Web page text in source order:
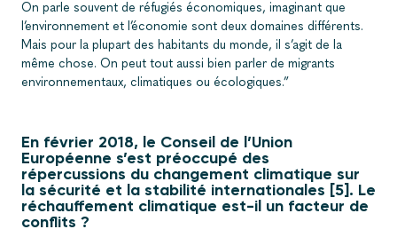
On parle souvent de réfugiés économiques, imaginant que
l’environnement et l’économie sont deux domaines différents.
Mais pour la plupart des habitants du monde, il s’agit de la
même chose. On peut tout aussi bien parler de migrants
environnementaux, climatiques ou écologiques.”
En février 2018, le Conseil de l’Union
Européenne s’est préoccupé des
répercussions du changement climatique sur
la sécurité et la stabilité internationales [5]. Le
réchauffement climatique est-il un facteur de
conflits ?